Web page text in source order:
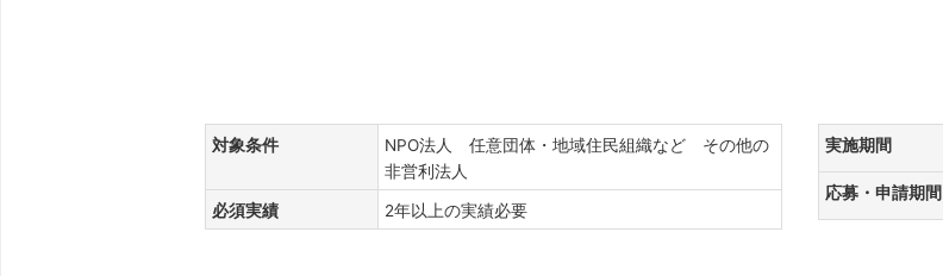
対象条件
NPO法人 任意団体・地域住民組織など その他の
非営利法人
必須実績 2年以上の実績必要
実施期間
応募・申請期間